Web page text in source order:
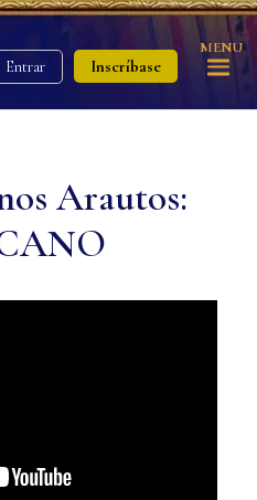
Entrar Inscríbase
MENU
Arautos: